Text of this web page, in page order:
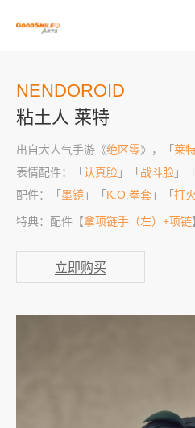
NENDOROID
粘土人 莱特
出自大人气手游《绝区零》，「 莱
表情配件：「 认真脸 」「 战斗脸 」「
配件：「 墨镜 」「 K.O.拳套 」「 打
特典：配件【拿项链手（左）+项链
立即购买